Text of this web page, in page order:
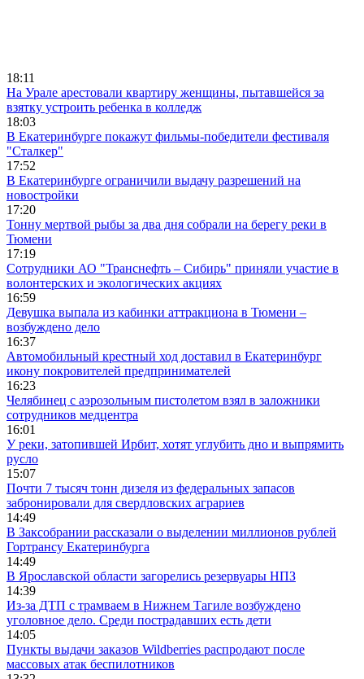
18:11
На Урале арестовали квартиру женщины, пытавшейся за
взятку устроить ребенка в колледж
18:03
В Екатеринбурге покажут фильмы-победители фестиваля
"Сталкер"
17:52
В Екатеринбурге ограничили выдачу разрешений на
новостройки
17:20
Тонну мертвой рыбы за два дня собрали на берегу реки в
Тюмени
17:19
Сотрудники АО "Транснефть – Сибирь" приняли участие в
волонтерских и экологических акциях
16:59
Девушка выпала из кабинки аттракциона в Тюмени –
возбуждено дело
16:37
Автомобильный крестный ход доставил в Екатеринбург
икону покровителей предпринимателей
16:23
Челябинец с аэрозольным пистолетом взял в заложники
сотрудников медцентра
16:01
У реки, затопившей Ирбит, хотят углубить дно и выпрямить
русло
15:07
Почти 7 тысяч тонн дизеля из федеральных запасов
забронировали для свердловских аграриев
14:49
В Заксобрании рассказали о выделении миллионов рублей
Гортрансу Екатеринбурга
14:49
В Ярославской области загорелись резервуары НПЗ
14:39
Из-за ДТП с трамваем в Нижнем Тагиле возбуждено
уголовное дело. Среди пострадавших есть дети
14:05
Пункты выдачи заказов Wildberries распродают после
массовых атак беспилотников